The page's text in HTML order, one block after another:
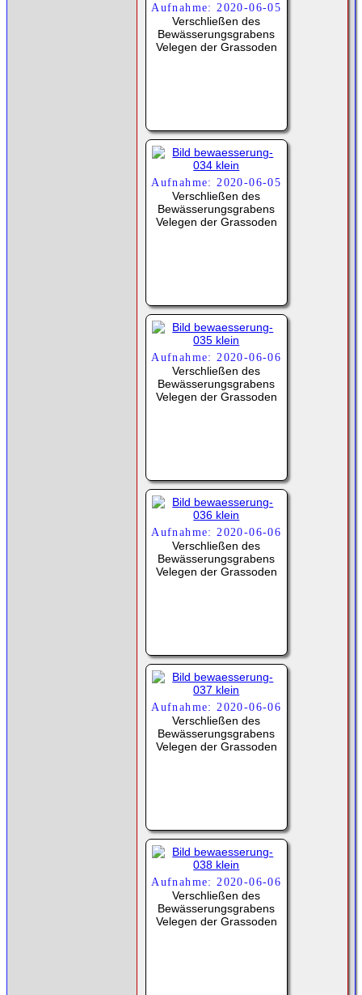
Aufnahme: 2020-06-05
Verschließen des
Bewässerungsgrabens
Velegen der Grassoden
Aufnahme: 2020-06-05
Verschließen des
Bewässerungsgrabens
Velegen der Grassoden
Aufnahme: 2020-06-06
Verschließen des
Bewässerungsgrabens
Velegen der Grassoden
Aufnahme: 2020-06-06
Verschließen des
Bewässerungsgrabens
Velegen der Grassoden
Aufnahme: 2020-06-06
Verschließen des
Bewässerungsgrabens
Velegen der Grassoden
Aufnahme: 2020-06-06
Verschließen des
Bewässerungsgrabens
Velegen der Grassoden